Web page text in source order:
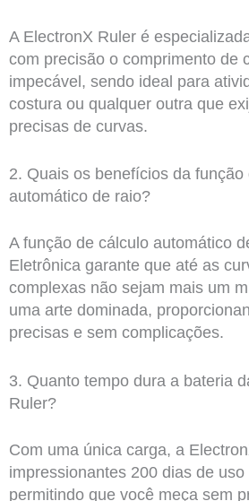
A ElectronX Ruler é
com precisão o comprimento de
impecável, sendo ideal para
costura ou qualquer outra que
precisas de curvas.
2. Quais os benefícios da função
automático de raio?
A função de cálculo automático
Eletrônica garante que até as
complexas não sejam mais um
uma arte dominada,
precisas e sem complicações.
3. Quanto tempo dura a bateria
Ruler?
Com uma única carga, a
impressionantes 200 dias de
permitindo que você meça sem